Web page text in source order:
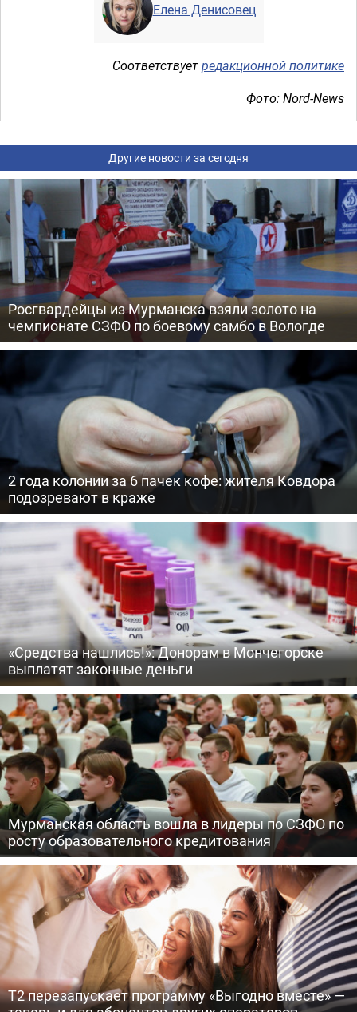
Елена Денисовец
Соответствуетредакционной политике
Фото: Nord-News
Другие новости за сегодня
Росгвардейцы из Мурманска взяли золото на
чемпионате СЗФО по боевому самбо в Вологде
2 года колонии за 6 пачек кофе: жителя Ковдора
подозревают в краже
«Средства нашлись!»: Донорам в Мончегорске
выплатят законные деньги
Мурманская область вошла в лидеры по СЗФО по
росту образовательного кредитования
Т2 перезапускает программу «Выгодно вместе» —